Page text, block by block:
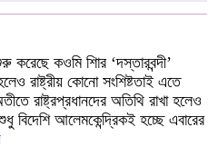
কওমি শিার ‘দস্তারবন্দী’
রাষ্ট্রীয় কোনো সংশিষ্টতাই এতে
রাষ্ট্রপ্রধানদের অতিথি রাখা হলেও
বিদেশি আলেমকেন্দ্রিকই হচ্ছে এবারের